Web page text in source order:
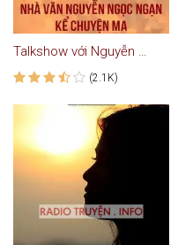
Talkshow với Nguyễn Ngọc Ngạn #1: Kể Truyện Ma
(2.1K)